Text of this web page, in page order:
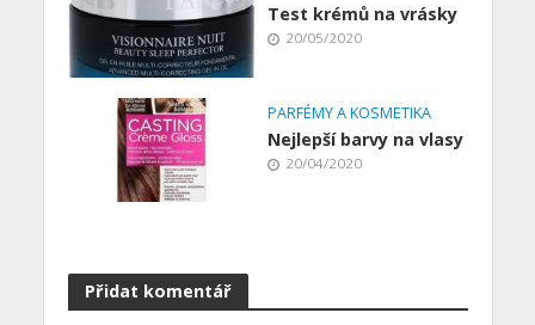
Test krémů na vrásky
20/05/2020
PARFÉMY A KOSMETIKA
Nejlepší barvy na vlasy
20/04/2020
Přidat komentář